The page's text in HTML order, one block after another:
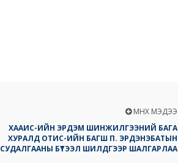
ӨМНӨХ МЭДЭЭ
ХААИС-ИЙН ЭРДЭМ ШИНЖИЛГЭЭНИЙ БАГА
ХУРАЛД ОТИС-ИЙН БАГШ П. ЭРДЭНЭБАТЫН
СУДАЛГААНЫ БҮТЭЭЛ ШИЛДГЭЭР ШАЛГАРЛАА